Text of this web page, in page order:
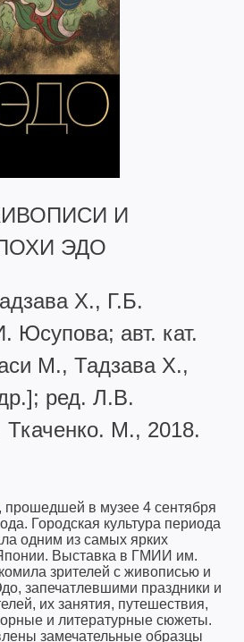
И
ЭДО
Х., Г.Б.
авт. кат.
М., Тадзава Х.,
ред. Л.В.
М., 2018.
, прошедшей в музее 4 сентября
Городская культура периода
одним из самых ярких
Выставка в ГМИИ им.
зрителей с живописью и
запечатлевшими праздники и
их занятия, путешествия,
и литературные сюжеты.
замечательные образцы